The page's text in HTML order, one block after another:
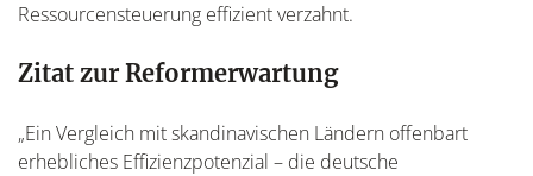
Ressourcensteuerung effizient verzahnt.
Zitat zur Reformerwartung
„Ein Vergleich mit skandinavischen Ländern offenbart
erhebliches Effizienzpotenzial – die deutsche